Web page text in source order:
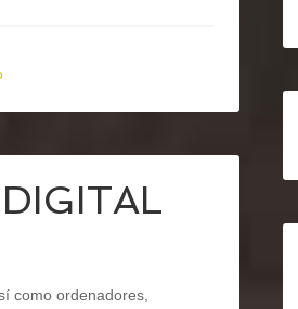
como ordenadores,